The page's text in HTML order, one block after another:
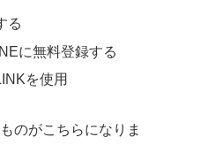
る
に無料登録する
を使用
のがこちらになりま